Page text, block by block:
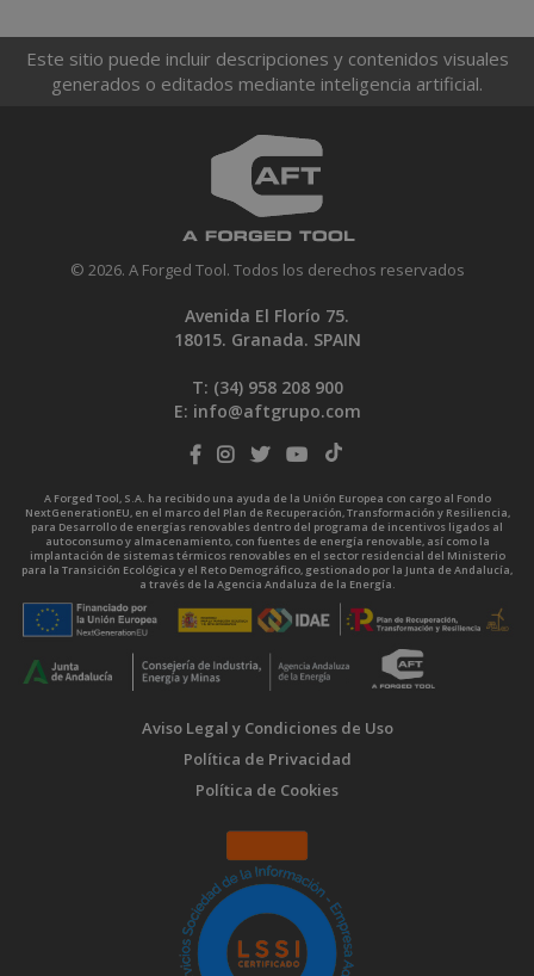
Este sitio puede incluir descripciones y contenidos visuales
generados o editados mediante inteligencia artificial.
© 2026. A Forged Tool. Todos los derechos reservados
Avenida El Florío 75.
18015. Granada. SPAIN
T: (34) 958 208 900
E: info@aftgrupo.com
A Forged Tool, S.A. ha recibido una ayuda de la Unión Europea con cargo al Fondo
NextGenerationEU, en el marco del Plan de Recuperación, Transformación y Resiliencia,
para Desarrollo de energías renovables dentro del programa de incentivos ligados al
autoconsumo y almacenamiento, con fuentes de energía renovable, así como la
implantación de sistemas térmicos renovables en el sector residencial del Ministerio
para la Transición Ecológica y el Reto Demográfico, gestionado por la Junta de Andalucía,
a través de la Agencia Andaluza de la Energía.
Aviso Legal y Condiciones de Uso
Política de Privacidad
Política de Cookies